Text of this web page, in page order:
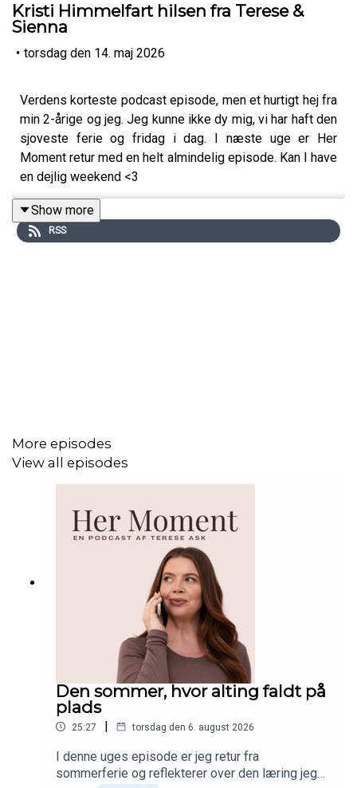
Kristi Himmelfart hilsen fra Terese &
Sienna
• torsdag den 14. maj 2026
Verdens korteste podcast episode, men et hurtigt hej fra
min 2-årige og jeg. Jeg kunne ikke dy mig, vi har haft den
sjoveste ferie og fridag i dag. I næste uge er Her
Moment retur med en helt almindelig episode. Kan I have
en dejlig weekend <3
Følg Her Moment på Instagram
Følg Terese på Instagram@tereseask
Show more
RSS
More episodes
View all episodes
Den sommer, hvor alting faldt på
plads
25:27 | torsdag den 6. august 2026
I denne uges episode er jeg retur fra
sommerferie og reflekterer over den læring jeg